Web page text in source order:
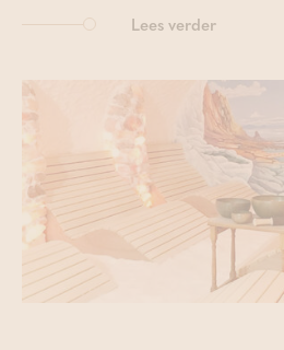
Lees verder